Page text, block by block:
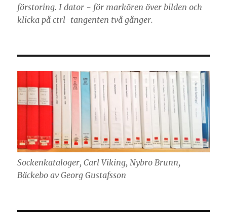
förstoring. I dator - för markören över bilden och
klicka på ctrl-tangenten två gånger.
Sockenkataloger, Carl Viking, Nybro Brunn,
Bäckebo av Georg Gustafsson